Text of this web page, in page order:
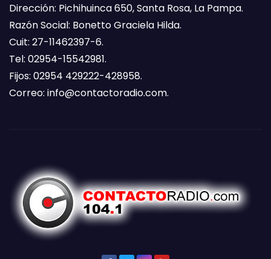
Dirección: Pichihuinca 650, Santa Rosa, La Pampa.
Razón Social: Bonetto Graciela Hilda.
Cuit: 27-11462397-6.
Tel: 02954-15542981.
Fijos: 02954 429222-428958.
Correo: info@contactoradio.com.